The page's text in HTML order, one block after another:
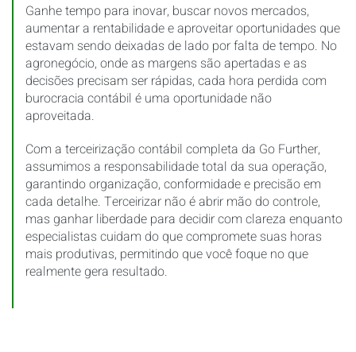
Ganhe tempo para inovar, buscar novos mercados,
aumentar a rentabilidade e aproveitar oportunidades que
estavam sendo deixadas de lado por falta de tempo. No
agronegócio, onde as margens são apertadas e as
decisões precisam ser rápidas, cada hora perdida com
burocracia contábil é uma oportunidade não
aproveitada.
Com a terceirização contábil completa da Go Further,
assumimos a responsabilidade total da sua operação,
garantindo organização, conformidade e precisão em
cada detalhe. Terceirizar não é abrir mão do controle,
mas ganhar liberdade para decidir com clareza enquanto
especialistas cuidam do que compromete suas horas
mais produtivas, permitindo que você foque no que
realmente gera resultado.